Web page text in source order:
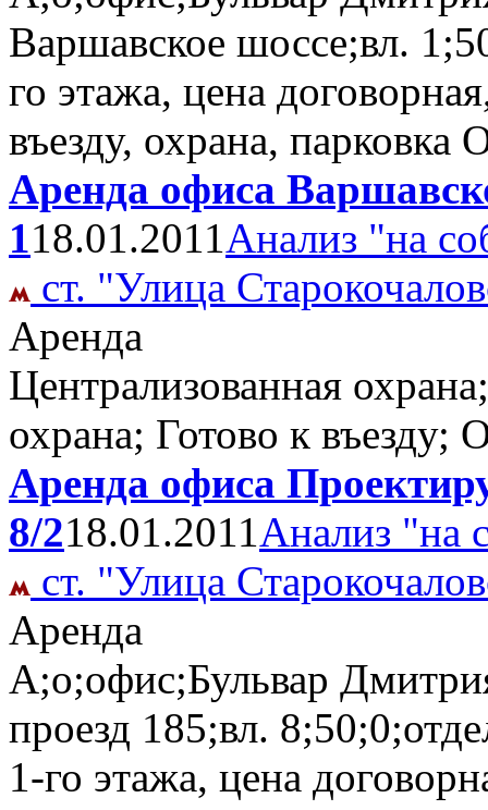
Варшавское шоссе;вл.
го этажа, цена
въезду, охрана, парковка
Аренда офиса
118.01.2011Анализ "на
ст. "Улица
Аренда
Централизованная
охрана; Готово к въезду;
Аренда офиса
8/218.01.2011Анализ "на
ст. "Улица
Аренда
А;о;офис;Бульвар
проезд 185;вл.
1-го этажа, цена